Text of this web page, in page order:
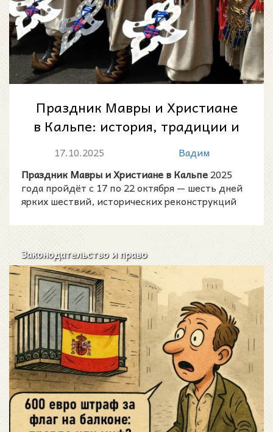
Праздник Мавры и Христиане
в Кальпе: история, традиции и
программа 2025 года
17.10.2025
Вадим
Праздник Мавры и Христиане в Кальпе2025
года пройдёт с 17 по 22 октября — шесть дней
ярких шествий, исторических реконструкций
Законодательство и право